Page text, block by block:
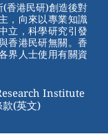
香港民研)創造後對
，向來以專業知識
立，科學研究引發
香港民研無關。香
界人士使用有關資
Institute
(英文)